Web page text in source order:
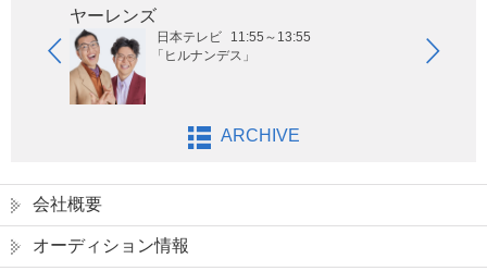
ヤーレンズ
日本テレビ
11:55～13:55
「ヒルナンデス」
ARCHIVE
会社概要
オーディション情報